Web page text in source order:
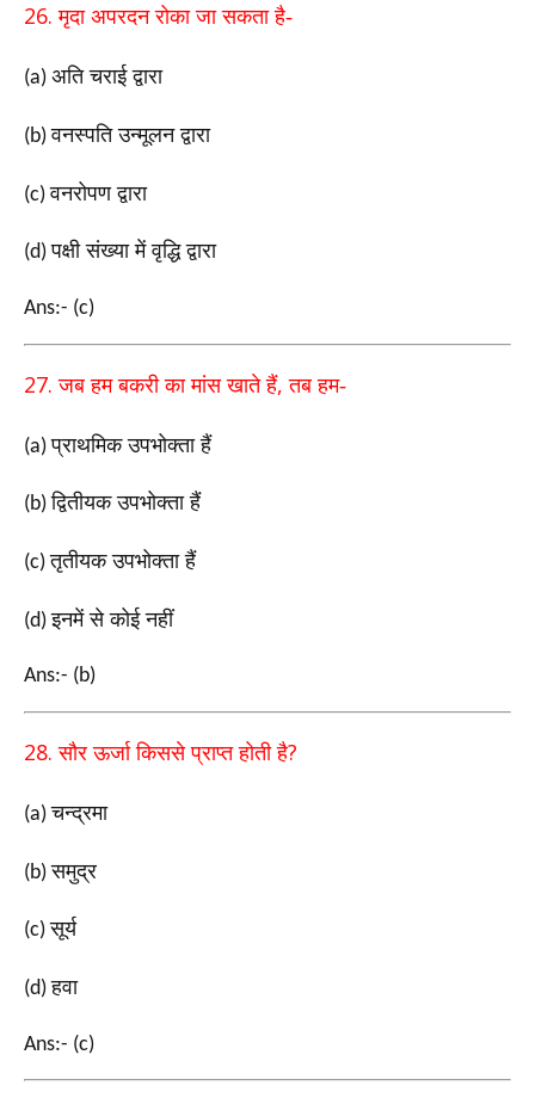
26.मृदा अपरदन रोका जा सकता है-
(a) अति चराई द्वारा
(b)वनस्पति उन्मूलन द्वारा
(c)वनरोपण द्वारा
(d)पक्षी संख्या में वृद्धि द्वारा
Ans:- (c)
27.जब हम बकरी का मांस खाते हैं,तब हम-
(a)प्राथमिक उपभोक्ता हैं
(b)द्वितीयक उपभोक्ता हैं
(c)तृतीयक उपभोक्ता हैं
(d)इनमें से कोई नहीं
Ans:- (b)
28.सौर ऊर्जा किससे प्राप्त होती है?
(a)चन्द्रमा
(b)समुद्र
(c)सूर्य
(d)हवा
Ans:- (c)